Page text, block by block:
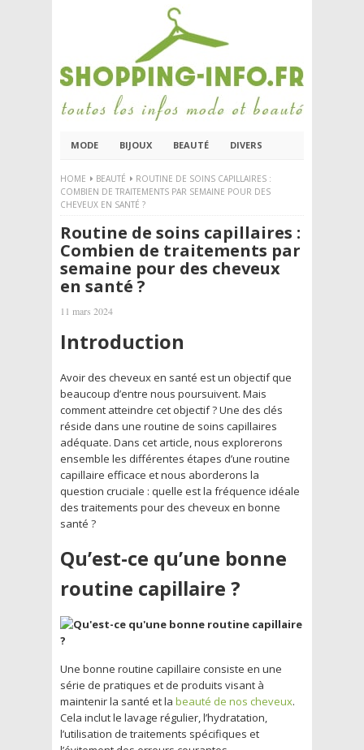
MODE BIJOUX BEAUTÉ DIVERS
HOME BEAUTÉ
ROUTINE DE SOINS CAPILLAIRES :
COMBIEN DE TRAITEMENTS PAR SEMAINE POUR DES
CHEVEUX EN SANTÉ ?
Routine de soins capillaires :
Combien de traitements par
semaine pour des cheveux
en santé ?
11 mars 2024
Introduction
Avoir des cheveux en santé est un objectif que
beaucoup d’entre nous poursuivent. Mais
comment atteindre cet objectif ? Une des clés
réside dans une routine de soins capillaires
adéquate. Dans cet article, nous explorerons
ensemble les différentes étapes d’une routine
capillaire efficace et nous aborderons la
question cruciale : quelle est la fréquence idéale
des traitements pour des cheveux en bonne
santé ?
Qu’est-ce qu’une bonne
routine capillaire ?
Une bonne routine capillaire consiste en une
série de pratiques et de produits visant à
maintenir la santé et la beauté de nos cheveux.
Cela inclut le lavage régulier, l’hydratation,
l’utilisation de traitements spécifiques et